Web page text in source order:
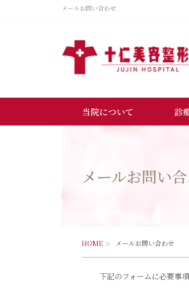
メールお問い合わせ
当院について 診
メールお問い
HOME メールお問い合わせ
下記のフォームに必要事